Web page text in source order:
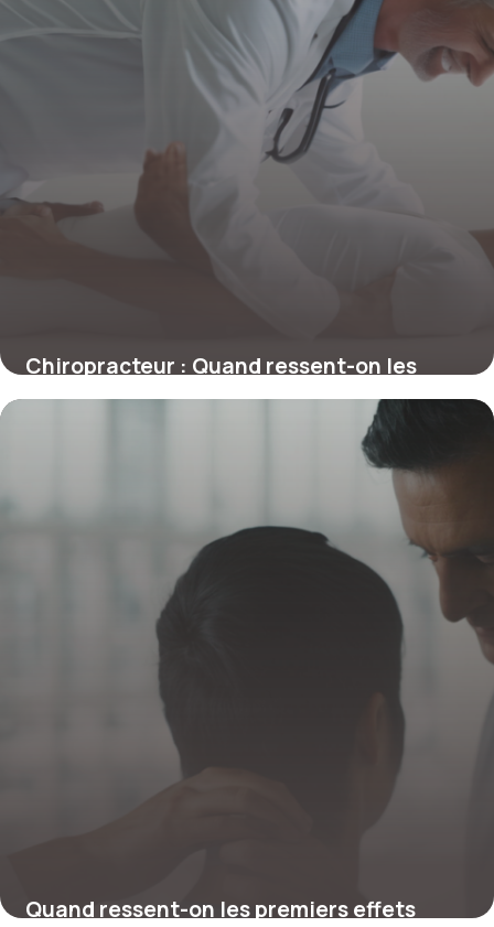
Chiropracteur : Quand ressent-on les
premiers effets d’une séance ?
Quand ressent-on les premiers effets